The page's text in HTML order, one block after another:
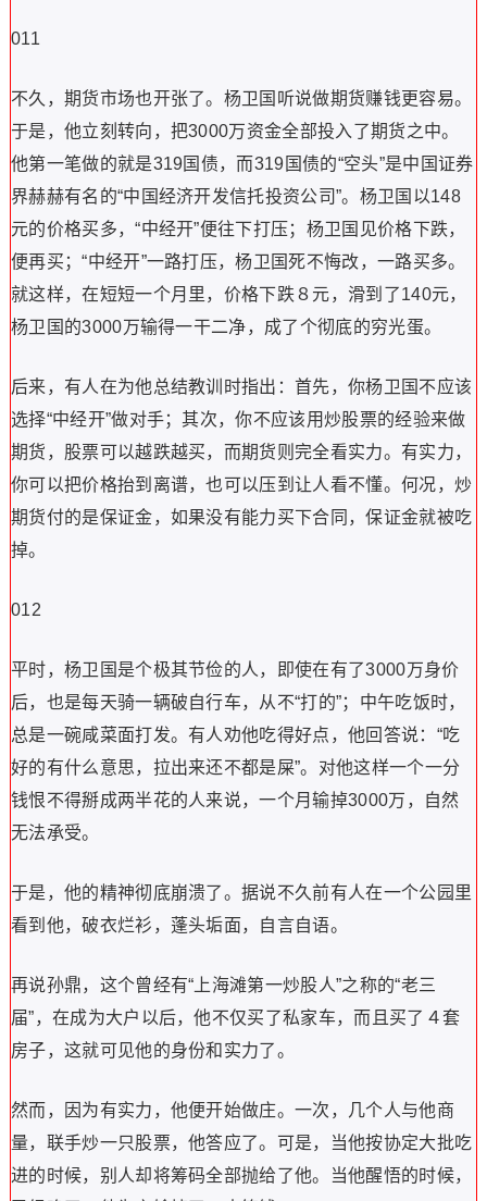
011
不久，期货市场也开张了。杨卫国听说做期货赚钱更容易。
于是，他立刻转向，把3000万资金全部投入了期货之中。
他第一笔做的就是319国债，而319国债的“空头”是中国证券
界赫赫有名的“中国经济开发信托投资公司”。杨卫国以148
元的价格买多，“中经开”便往下打压；杨卫国见价格下跌，
便再买；“中经开”一路打压，杨卫国死不悔改，一路买多。
就这样，在短短一个月里，价格下跌８元，滑到了140元，
杨卫国的3000万输得一干二净，成了个彻底的穷光蛋。
后来，有人在为他总结教训时指出：首先，你杨卫国不应该
选择“中经开”做对手；其次，你不应该用炒股票的经验来做
期货，股票可以越跌越买，而期货则完全看实力。有实力，
你可以把价格抬到离谱，也可以压到让人看不懂。何况，炒
期货付的是保证金，如果没有能力买下合同，保证金就被吃
掉。
012
平时，杨卫国是个极其节俭的人，即使在有了3000万身价
后，也是每天骑一辆破自行车，从不“打的”；中午吃饭时，
总是一碗咸菜面打发。有人劝他吃得好点，他回答说：“吃
好的有什么意思，拉出来还不都是屎”。对他这样一个一分
钱恨不得掰成两半花的人来说，一个月输掉3000万，自然
无法承受。
于是，他的精神彻底崩溃了。据说不久前有人在一个公园里
看到他，破衣烂衫，蓬头垢面，自言自语。
再说孙鼎，这个曾经有“上海滩第一炒股人”之称的“老三
届”，在成为大户以后，他不仅买了私家车，而且买了４套
房子，这就可见他的身份和实力了。
然而，因为有实力，他便开始做庄。一次，几个人与他商
量，联手炒一只股票，他答应了。可是，当他按协定大批吃
进的时候，别人却将筹码全部抛给了他。当他醒悟的时候，